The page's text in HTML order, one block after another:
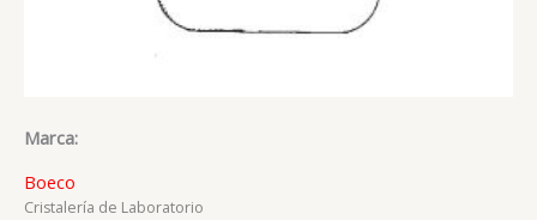
Marca:
Boeco
Cristalería de Laboratorio